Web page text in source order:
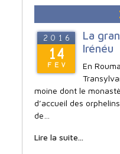
2016
14
FEV
La
Irénéu
En
moine dont le
d’accueil des
de…
Lire la suite...